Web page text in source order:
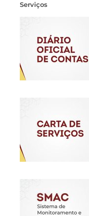
Serviços